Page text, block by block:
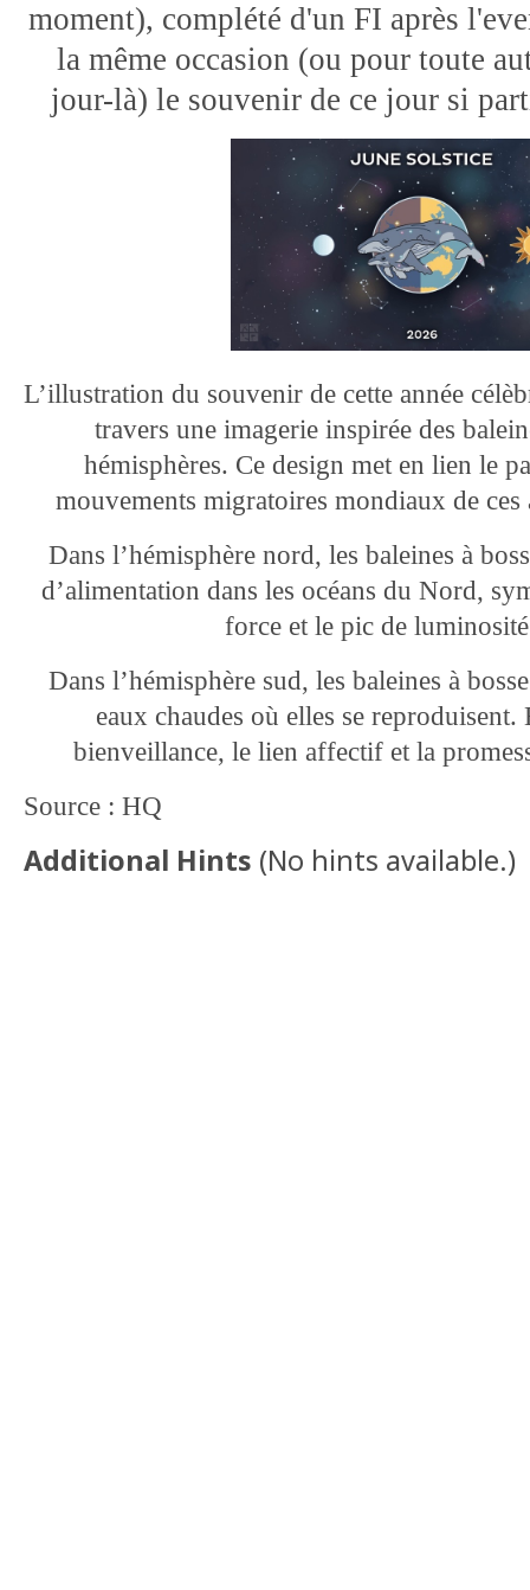
moment), complété d'un FI après
la même occasion (ou pour toute
jour-là) le souvenir de ce jour si
L’illustration du souvenir de cette année
travers une imagerie inspirée des
hémisphères. Ce design met en lien le
mouvements migratoires mondiaux de
Dans l’hémisphère nord, les baleines à
d’alimentation dans les océans du Nord,
force et le pic de
Dans l’hémisphère sud, les baleines à
eaux chaudes où elles se
bienveillance, le lien affectif et la
Source : HQ
Additional Hints (No hints available.)